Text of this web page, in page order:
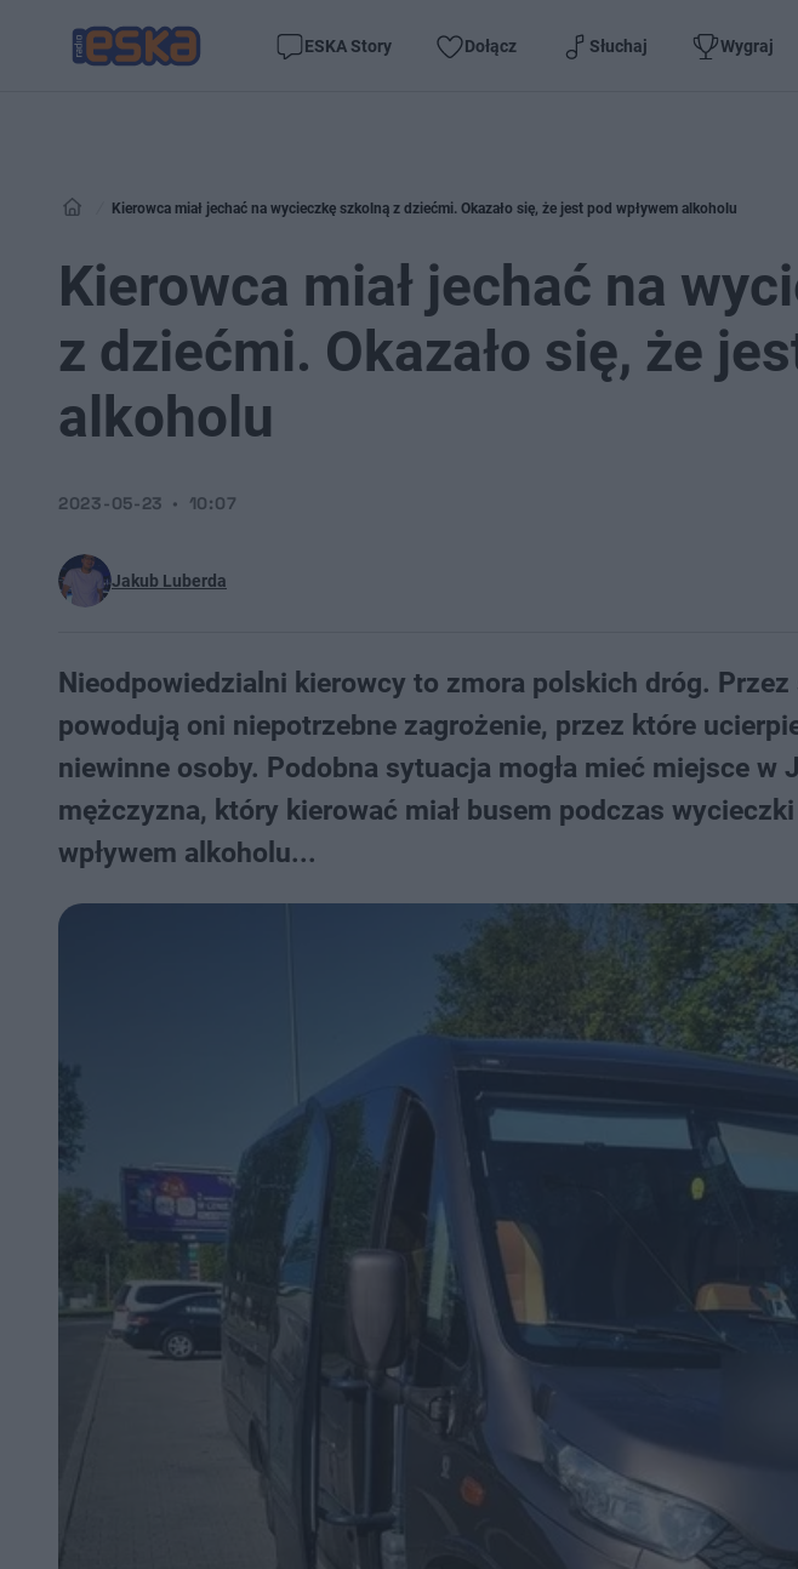
ESKA Story Dołącz Słuchaj Wygraj
Kierowca miał jechać na wycieczkę szkolną z dziećmi. Okazało się, że jest pod wpływem alkoholu
Kierowca miał jechać na
z dziećmi. Okazało się, że
alkoholu
Jakub Luberda
2023-05-23 10:07
Nieodpowiedzialni kierowcy to zmora polskich dróg. Przez
powodują oni niepotrzebne zagrożenie, przez które
niewinne osoby. Podobna sytuacja mogła mieć miejsce w
mężczyzna, który kierować miał busem podczas
wpływem alkoholu...